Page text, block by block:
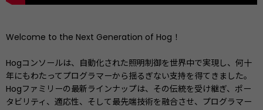
Welcome to the Next Generation of Hog！
Hogコンソールは、自動化された照明制御を世界中で実現し、何十
年にもわたってプログラマーから揺るぎない支持を得てきました。
Hogファミリーの最新ラインナップは、その伝統を受け継ぎ、ポー
タビリティ、適応性、そして最先端技術を融合させ、プログラマー